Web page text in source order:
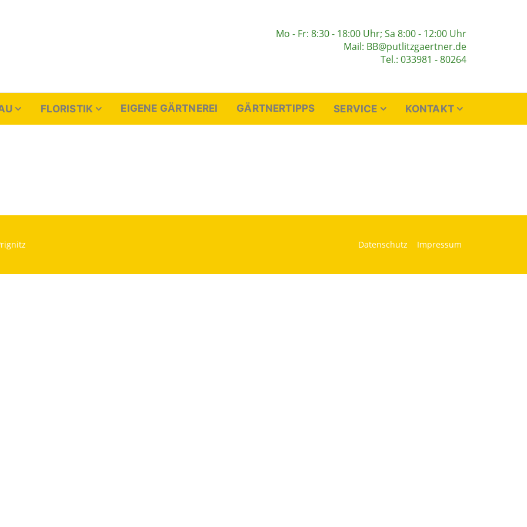
FLORISTIK EIGENE GÄRTNEREI GÄRTNERTIPPS SERVICE KONTAKT
Mo - Fr: 8:30 - 18:00 Uhr; Sa 8:00 - 12:00 Uhr
Mail: BB@putlitzgaertner.de
Tel.: 033981 - 80264
Datenschutz Impressum